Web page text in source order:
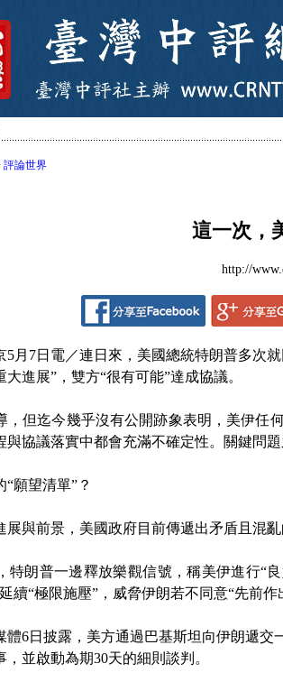
評論世界
這一次，
http://
7日電／連日來，美國總統特朗普多次就
進展”，雙方“很有可能”達成協議。
迄今幾乎沒有公開跡象表明，美伊任
與協議落實中都會充滿不確定性。關鍵問
望清單”？
與前景，美國政府目前傳遞出矛盾且混亂
朗普一邊釋放樂觀信號，稱美伊進行“良
續“極限施壓”，威脅伊朗若不同意“先前
日披露，美方通過巴基斯坦向伊朗遞交
，並啟動為期30天的細則談判。